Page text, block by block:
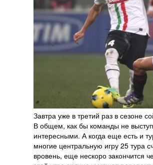
Завтра уже в третий раз в сезоне
В общем, как бы команды не
интересными. А когда еще есть и
многие центральную игру 25 тура
вровень, еще нескоро закончится